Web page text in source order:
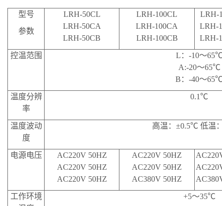
型号
参数
LRH-50CL
LRH-50CA
LRH-50CB
LRH-100CL
LRH-100CA
LRH-100CB
LRH-
LRH-
LRH-
控温范围
L：-10～
A:-20～65℃
B：-40～
温度分辨
率
0.1℃
温度波动
度
高温：±0.5℃ 低温
电源电压
AC220V 50HZ
AC220V 50HZ
AC220V 50HZ
AC220V 50HZ
AC220V 50HZ
AC380V 50HZ
工作环境
+5～35℃